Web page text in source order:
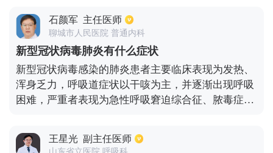
吐，腹泻，意识的改变等。重症肺炎患者还可出现咯
血和呼吸困难、呼吸衰竭、昏迷而危及生命。不同的
病原体和患者以上症状的发生率和特征都不同，并非
每一个患者都会同时出现上述症状，如肺炎链球菌感
染多呈急性面容、两颊绯红、皮肤干燥、口腔内可能
会有疱疹，而肺炎支原体感染症状多不明显。
石颜军 主任医师
聊城市人民医院 普通内科
新型冠状病毒肺炎有什么症状
新型冠状病毒感染的肺炎患者主要临床表现为发热、
浑身乏力，呼吸道症状以干咳为主，并逐渐出现呼吸
困难，严重者表现为急性呼吸窘迫综合征、脓毒症休
分患者起病症状轻微，可无发热。多数患者为中轻
症，预后良好，少数患者病情危重，甚至死亡。但如
王星光 副主任医师